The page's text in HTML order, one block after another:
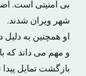
بی امنیتی است.
شهر ویران شدند.
او همچنین به
و مهم می داند که
بازگشت تمایل